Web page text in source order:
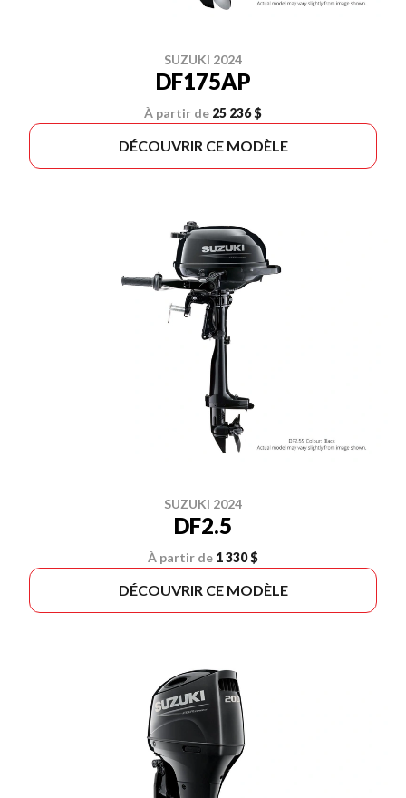
SUZUKI 2024
DF175AP
À partir de 25 236 $
DÉCOUVRIR CE MODÈLE
SUZUKI 2024
DF2.5
À partir de 1 330 $
DÉCOUVRIR CE MODÈLE